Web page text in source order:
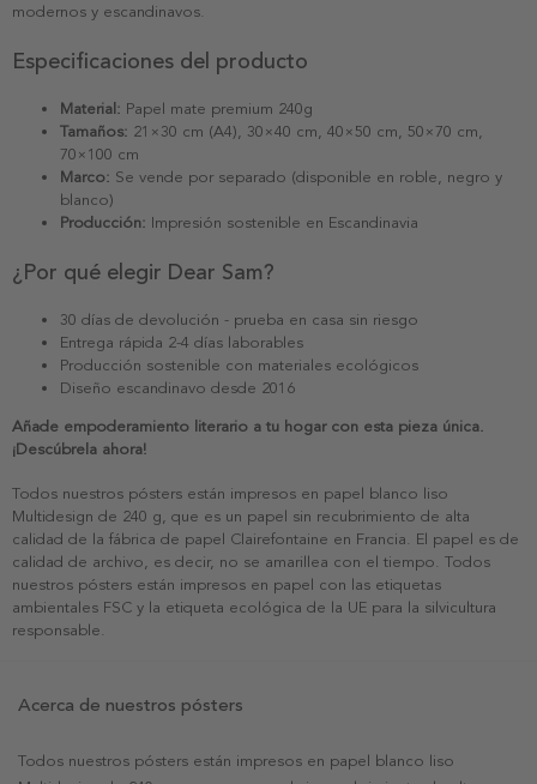
modernos y escandinavos.
Especificaciones del producto
Material: Papel mate premium 240g
Tamaños: 21×30 cm (A4), 30×40 cm, 40×50 cm, 50×70 cm,
70×100 cm
Marco: Se vende por separado (disponible en roble, negro y
blanco)
Producción: Impresión sostenible en Escandinavia
¿Por qué elegir Dear Sam?
30 días de devolución - prueba en casa sin riesgo
Entrega rápida 2-4 días laborables
Producción sostenible con materiales ecológicos
Diseño escandinavo desde 2016
Añade empoderamiento literario a tu hogar con esta pieza única.
¡Descúbrela ahora!
Todos nuestros pósters están impresos en papel blanco liso
Multidesign de 240 g, que es un papel sin recubrimiento de alta
calidad de la fábrica de papel Clairefontaine en Francia. El papel es de
calidad de archivo, es decir, no se amarillea con el tiempo. Todos
nuestros pósters están impresos en papel con las etiquetas
ambientales FSC y la etiqueta ecológica de la UE para la silvicultura
responsable.
Acerca de nuestros pósters
Todos nuestros pósters están impresos en papel blanco liso